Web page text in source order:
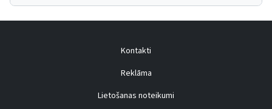
Kontakti
Reklāma
Lietošanas noteikumi